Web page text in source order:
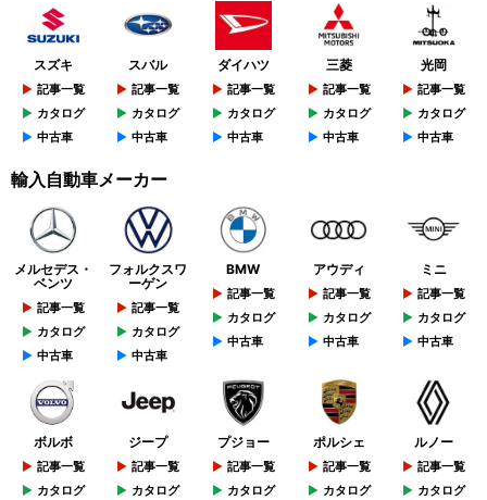
スズキ
記事一覧
カタログ
中古車
スバル
記事一覧
カタログ
中古車
ダイハツ
記事一覧
カタログ
中古車
三菱
記事一覧
カタログ
中古車
光岡
記事一覧
カタログ
中古車
輸入自動車メーカー
メルセデス・
ベンツ
記事一覧
カタログ
中古車
フォルクスワ
ーゲン
記事一覧
カタログ
中古車
BMW
記事一覧
カタログ
中古車
アウディ
記事一覧
カタログ
中古車
ミニ
記事一覧
カタログ
中古車
ボルボ
記事一覧
カタログ
ジープ
記事一覧
カタログ
プジョー
記事一覧
カタログ
ポルシェ
記事一覧
カタログ
ルノー
記事一覧
カタログ